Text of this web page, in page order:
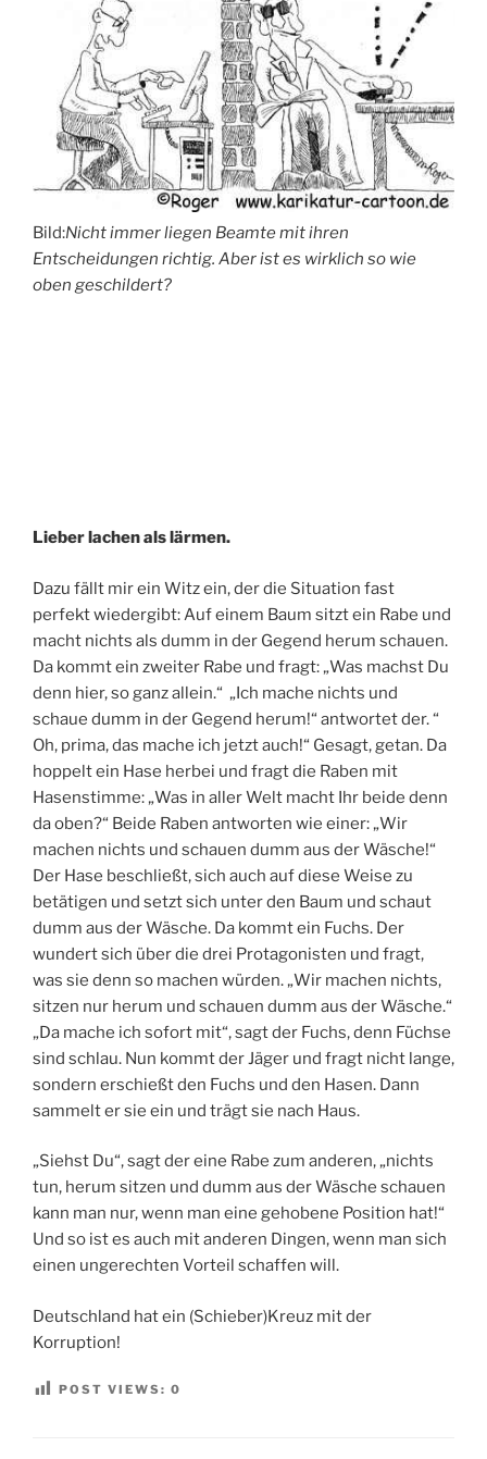
Bild:Nicht immer liegen Beamte mit ihren
Entscheidungen richtig. Aber ist es wirklich so wie
oben geschildert?
Lieber lachen als lärmen.
Dazu fällt mir ein Witz ein, der die Situation fast
perfekt wiedergibt: Auf einem Baum sitzt ein Rabe und
macht nichts als dumm in der Gegend herum schauen.
Da kommt ein zweiter Rabe und fragt: „Was machst Du
denn hier, so ganz allein.“ „Ich mache nichts und
schaue dumm in der Gegend herum!“ antwortet der. “
Oh, prima, das mache ich jetzt auch!“ Gesagt, getan. Da
hoppelt ein Hase herbei und fragt die Raben mit
Hasenstimme: „Was in aller Welt macht Ihr beide denn
da oben?“ Beide Raben antworten wie einer: „Wir
machen nichts und schauen dumm aus der Wäsche!“
Der Hase beschließt, sich auch auf diese Weise zu
betätigen und setzt sich unter den Baum und schaut
dumm aus der Wäsche. Da kommt ein Fuchs. Der
wundert sich über die drei Protagonisten und fragt,
was sie denn so machen würden. „Wir machen nichts,
sitzen nur herum und schauen dumm aus der Wäsche.“
„Da mache ich sofort mit“, sagt der Fuchs, denn Füchse
sind schlau. Nun kommt der Jäger und fragt nicht lange,
sondern erschießt den Fuchs und den Hasen. Dann
sammelt er sie ein und trägt sie nach Haus.
„Siehst Du“, sagt der eine Rabe zum anderen, „nichts
tun, herum sitzen und dumm aus der Wäsche schauen
kann man nur, wenn man eine gehobene Position hat!“
Und so ist es auch mit anderen Dingen, wenn man sich
einen ungerechten Vorteil schaffen will.
Deutschland hat ein (Schieber)Kreuz mit der
Korruption!
POST VIEWS: 0